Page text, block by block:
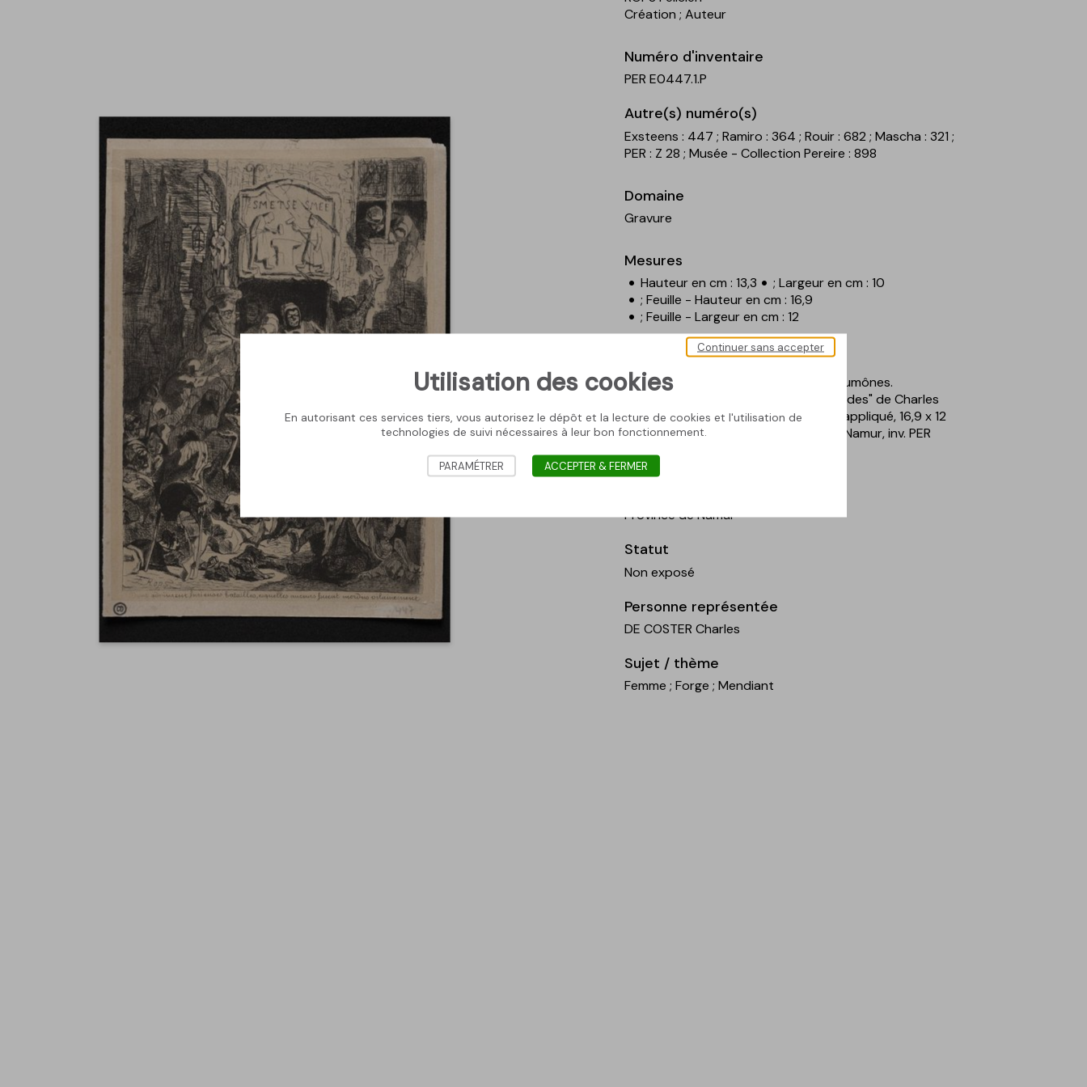
Création ; Auteur
Numéro d'inventaire
PER E0447.1.P
Autre(s) numéro(s)
Exsteens : 447 ; Ramiro : 364 ; Rouir : 682 ; Mascha : 321 ;
PER : Z 28 ; Musée - Collection Pereire : 898
Domaine
Gravure
Mesures
Hauteur en cm : 13,3
; Largeur en cm : 10
; Feuille - Hauteur en cm : 16,9
; Feuille - Largeur en cm : 12
Félicien Rops, Smetse-Smee ou Les Aumônes.
Illustration pour les "Légendes Flamandes" de Charles
De Coster, 1858, eau-forte sur Chine appliqué, 16,9 x 12
cm. Musée Félicien Rops, Province de Namur, inv. PER
Province de Namur
Statut
Non exposé
Personne représentée
DE COSTER Charles
Sujet / thème
Femme ; Forge ; Mendiant
Utilisation des cookies
En autorisant ces services tiers, vous autorisez le dépôt et la lecture de cookies et l'utilisation de
technologies de suivi nécessaires à leur bon fonctionnement.
Continuer sans accepter
PARAMÉTRER ACCEPTER & FERMER